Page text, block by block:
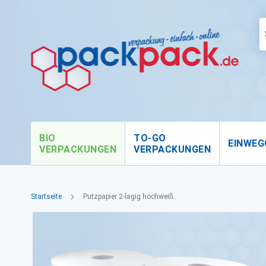
BIO
VERPACKUNGEN
TO-GO
VERPACKUNGEN
Startseite Putzpapier 2-lagig hochweiß
Bildgalerie